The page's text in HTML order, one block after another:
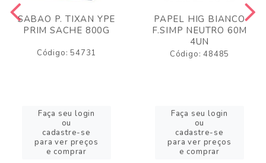
SABAO P. TIXAN YPE
PRIM SACHE 800G
Código: 54731
Faça seu login
ou
cadastre-se
para ver preços
e comprar
PAPEL HIG BIANCO
F.SIMP NEUTRO 60M
4UN
Código: 48485
Faça seu login
ou
cadastre-se
para ver preços
e comprar